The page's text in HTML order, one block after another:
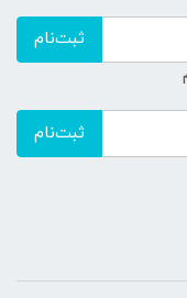
ثبت‌نام
ثبت‌نام